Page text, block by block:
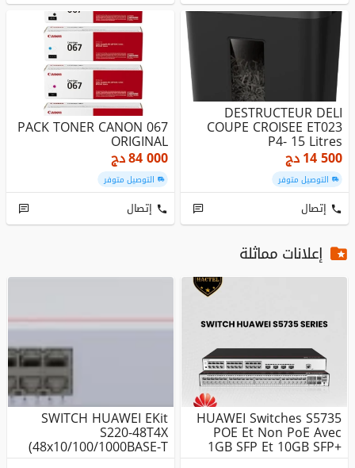
DESTRUCTEUR DELI
COUPE CROISEE ET023
P4- 15 Litres
14 500دج
التوصيل متوفر
إتصال
PACK TONER CANON 067
ORIGINAL
84 000دج
التوصيل متوفر
إتصال
إعلانات مماثلة
HUAWEI Switches S5735
POE Et Non PoE Avec
1GB SFP Et 10GB SFP+
Ports
SWITCH HUAWEI EKit
S220-48T4X
(48x10/100/1000BASE-T
Ports, 4x10GE SFP+...